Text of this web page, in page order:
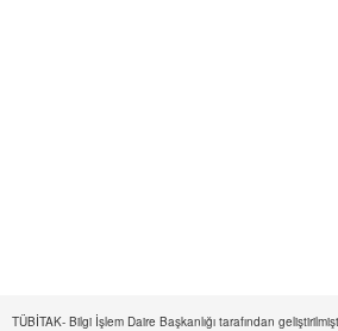
TÜBİTAK- Bilgi İşlem Daire Başkanlığı tarafından